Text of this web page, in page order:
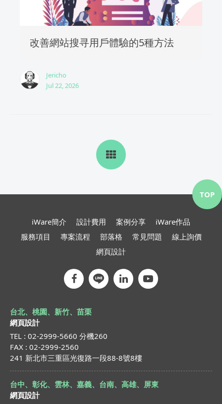
改善網站搜寻用戶體驗的5種方法
Jericho
Jul 22, 2026
iWare簡介 設計費用 案例分享
iWare作品
服務項目
專案流程 部落格 常見問題
線上詢價
網頁設計
台北、桃園、新竹、苗栗
網頁設計
TEL : 02-2999-5660 分機260
FAX : 02-2999-2560
241 新北市三重區光復路一段88-8號8樓
台中、彰化、雲林、嘉義、台南、高雄、屏東
網頁設計
TOP